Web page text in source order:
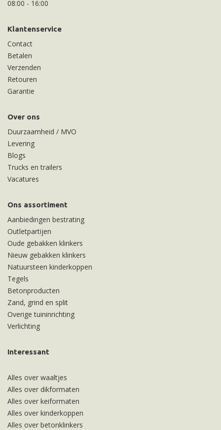
08:00 - 16:00
Klantenservice
Contact
Betalen
Verzenden
Retouren
Garantie
Over ons
Duurzaamheid / MVO
Levering
Blogs
Trucks en trailers
Vacatures
Ons assortiment
Aanbiedingen bestrating
Outletpartijen
Oude gebakken klinkers
Nieuw gebakken klinkers
Natuursteen kinderkoppen
Tegels
Betonproducten
Zand, grind en split
Overige tuininrichting
Verlichting
Interessant
Alles over waaltjes
Alles over dikformaten
Alles over keiformaten
Alles over kinderkoppen
Alles over betonklinkers